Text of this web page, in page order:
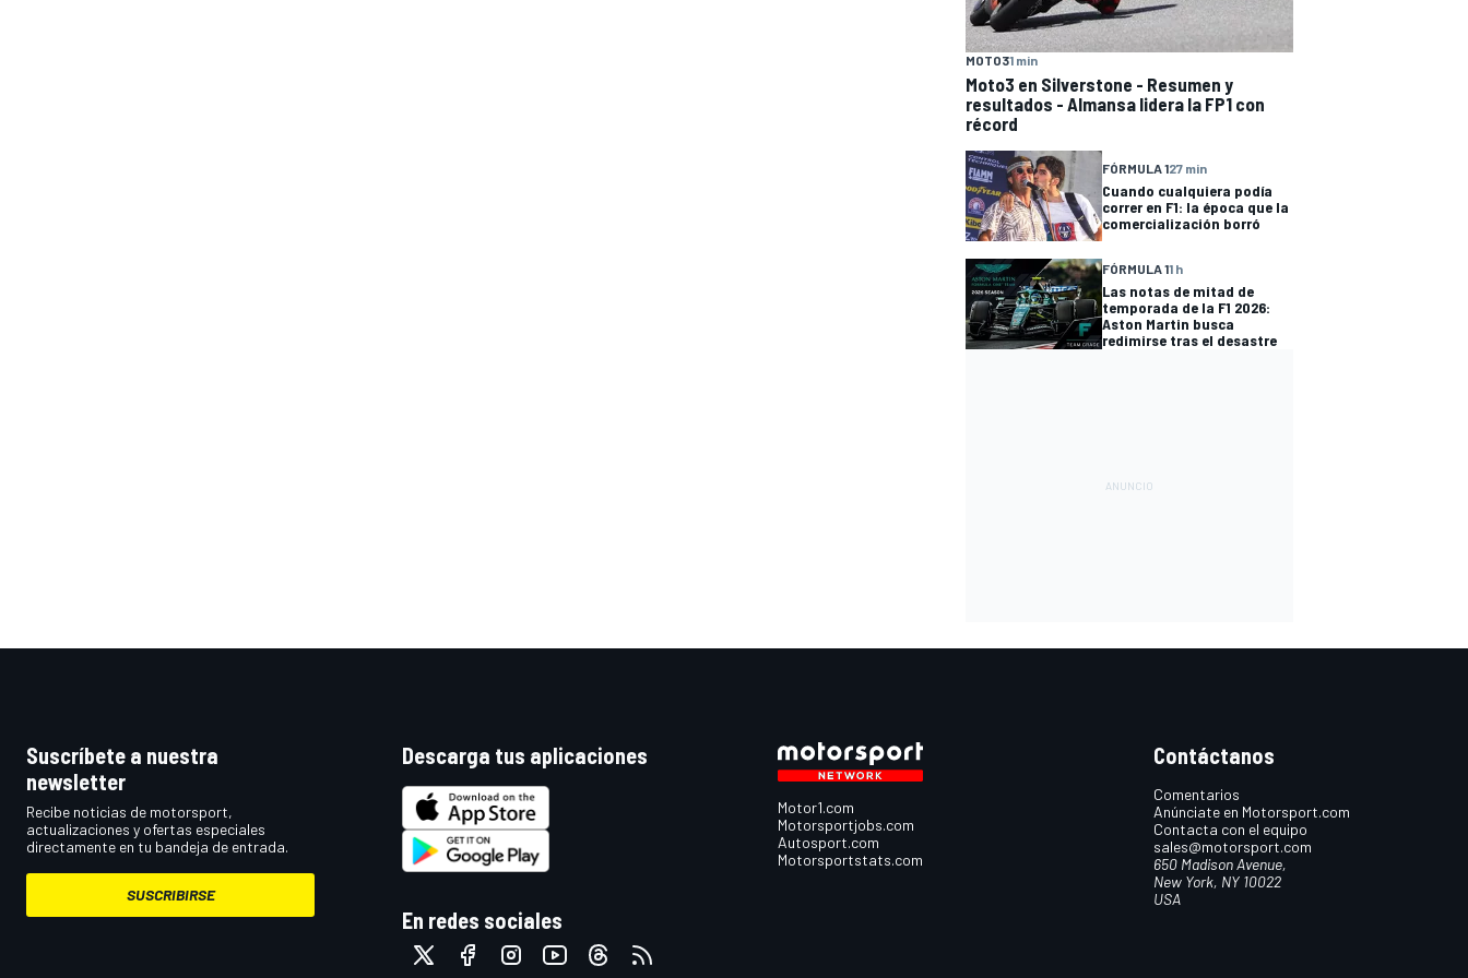
MOTO31 min
Moto3 en Silverstone - Resumen y
resultados - Almansa lidera la FP1 con
récord
FÓRMULA 127 min
Cuando cualquiera podía
correr en F1: la época que la
comercialización borró
FÓRMULA 11 h
Las notas de mitad de
temporada de la F1 2026:
Aston Martin busca
redimirse tras el desastre
Suscríbete a nuestra
newsletter
Recibe noticias de motorsport,
actualizaciones y ofertas especiales
directamente en tu bandeja de entrada.
SUSCRIBIRSE
Descarga tus aplicaciones
En redes sociales
Motor1.com
Motorsportjobs.com
Autosport.com
Motorsportstats.com
Contáctanos
Comentarios
Anúnciate en Motorsport.com
Contacta con el equipo
sales@motorsport.com
650 Madison Avenue,
New York, NY 10022
USA